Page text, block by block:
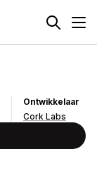
Ontwikkelaar
Cork Labs